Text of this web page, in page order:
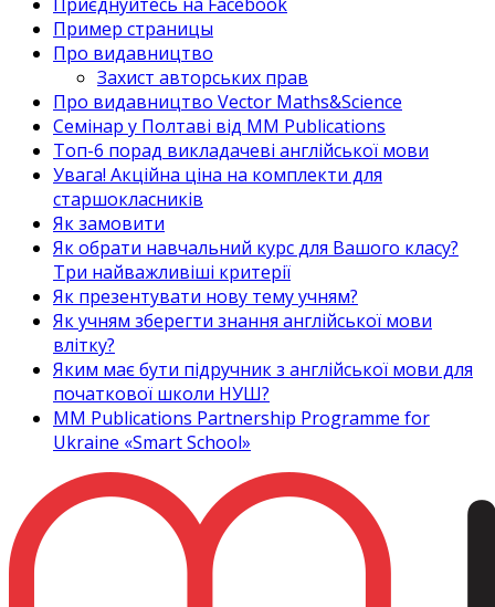
Пример страницы
Про видавництво
Захист авторських прав
Про видавництво Vector Maths&Science
Семінар у Полтаві від MM Publications
Топ-6 порад викладачеві англійської мови
Увага! Акційна ціна на комплекти для
старшокласників
Як замовити
Як обрати навчальний курс для Вашого класу?
Три найважливіші критерії
Як презентувати нову тему учням?
Як учням зберегти знання англійської мови
влітку?
Яким має бути підручник з англійської мови для
початкової школи НУШ?
MM Publications Partnership Programme for
Ukraine «Smart School»